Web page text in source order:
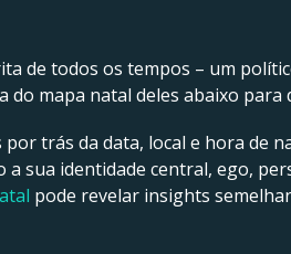
de todos os tempos – um
do mapa natal deles abaixo para
trás da data, local e hora de
a sua identidade central, ego,
pode revelar insights